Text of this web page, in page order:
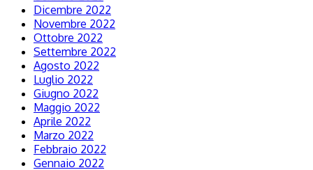
Dicembre 2022
Novembre 2022
Ottobre 2022
Settembre 2022
Agosto 2022
Luglio 2022
Giugno 2022
Maggio 2022
Aprile 2022
Marzo 2022
Febbraio 2022
Gennaio 2022